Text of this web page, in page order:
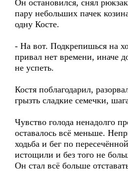
Он остановился, снял
пару небольших пачек
одну Косте.
- На вот. Подкрепишься на
привал нет времени, иначе
не успеть.
Костя поблагодарил,
грызть сладкие семечки,
Чувство голода ненадолго
оставалось всё меньше.
ходьба и бег по
истощили и без того не
Он стал всё больше